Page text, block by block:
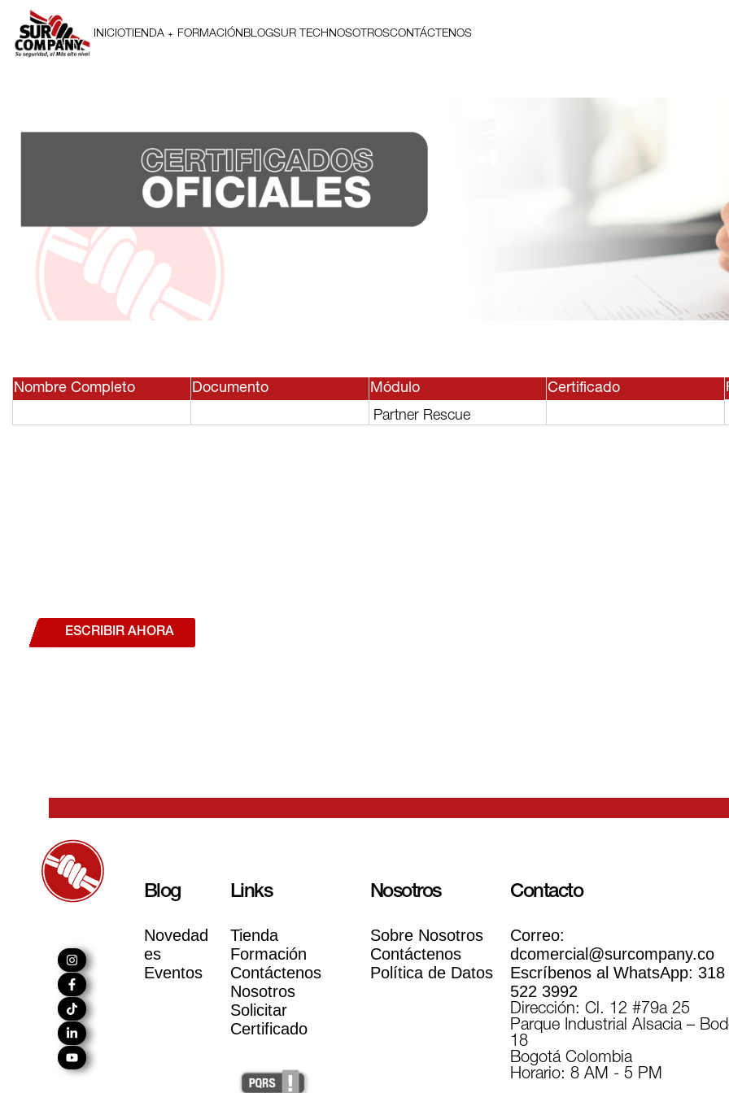
INICIO TIENDA FORMACIÓNBLOGSUR TECHNOSOTROSCONTÁCTENOS
Nombre Completo Documento
Módulo
Partner Rescue
Certificado
ESCRIBIR AHORA
Blog
Novedad
es
Eventos
Links
Tienda
Formación
Contáctenos
Nosotros
Solicitar
Certificado
Nosotros
Sobre Nosotros
Contáctenos
Política de Datos
Contacto
Correo:
dcomercial@surcompany.co
Escríbenos al WhatsApp: 318
522 3992
Dirección: Cl. 12 #79a 25
Parque Industrial Alsacia –
18
Bogotá Colombia
Horario: 8 AM - 5 PM